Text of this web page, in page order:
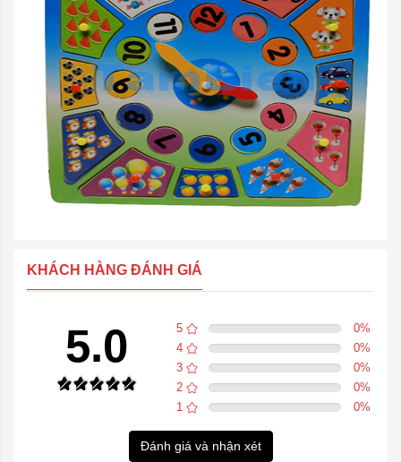
KHÁCH HÀNG ĐÁNH GIÁ
5.0 5 0%
4
0%
3
0%
2
0%
1
0%
Đánh giá và nhận xét